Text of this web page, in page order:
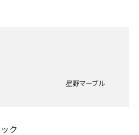
星野マーブル
ク